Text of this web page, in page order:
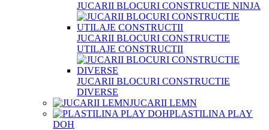
JUCARII BLOCURI CONSTRUCTIE NINJA
JUCARII BLOCURI CONSTRUCTIE
UTILAJE CONSTRUCTII
JUCARII BLOCURI CONSTRUCTIE
DIVERSE
JUCARII LEMN
PLASTILINA PLAY
DOH